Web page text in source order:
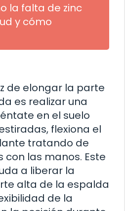
la falta de zinc
y cómo
de elongar la parte
es realizar una
en el suelo
flexiona el
tratando de
con las manos. Este
a liberar la
alta de la espalda
de la